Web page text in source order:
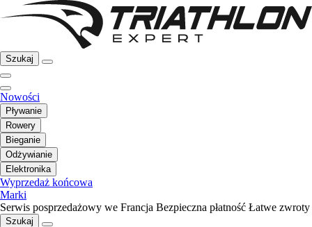
Szukaj
Nowości
Pływanie
Rowery
Bieganie
Odżywianie
Elektronika
Wyprzedaż końcowa
Marki
Serwis posprzedażowy we Francja Bezpieczna płatność Łatwe zwroty
Szukaj